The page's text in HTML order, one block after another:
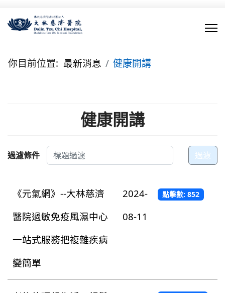
你目前位置: 最新消息 健康開講
健康開講
過濾條件 標題過濾 過濾
《元氣網》--大林慈濟
醫院過敏免疫風濕中心
一站式服務把複雜疾病
變簡單
2024-
08-11
點擊數: 852